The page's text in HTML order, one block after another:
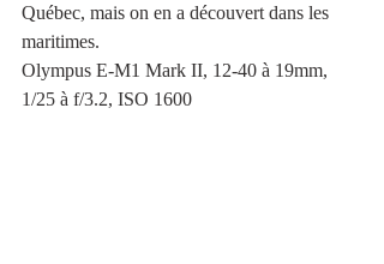
Québec, mais on en a découvert dans les
maritimes.
Olympus E-M1 Mark II, 12-40 à 19mm,
1/25 à f/3.2, ISO 1600